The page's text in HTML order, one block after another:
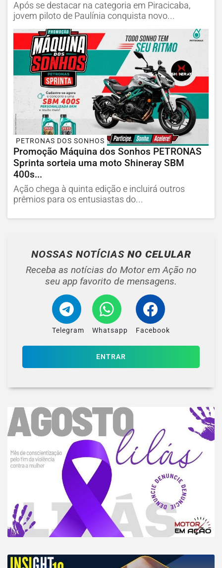
Após se destacar na categoria em Piracicaba,
jovem piloto de Paulínia conquista novo...
PETRONAS DOS SONHOS
Promoção Máquina dos Sonhos PETRONAS
Sprinta sorteia uma moto Shineray SBM
400s...
Ação chega à quinta edição e incluirá outros
prêmios para os entusiastas do...
NOSSAS NOTÍCIAS NO CELULAR
Receba as notícias do Motor em Ação no
seu app favorito de mensagens.
Telegram Whatsapp Facebook
ENTRAR